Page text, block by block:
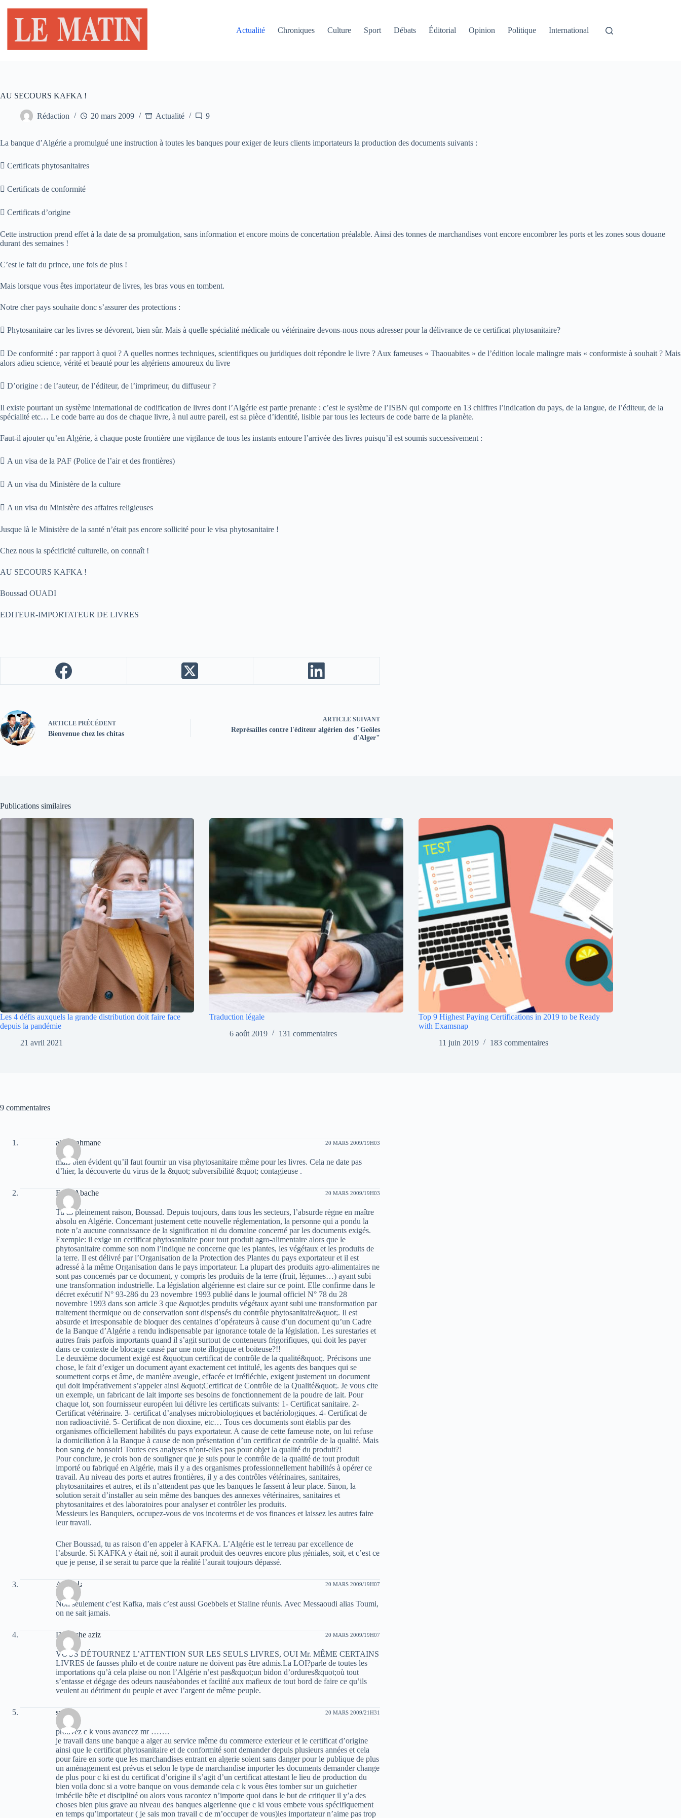
contenu
Actualité
Chroniques Culture Sport Débats Éditorial Opinion Politique International
AU SECOURS KAFKA !
Rédaction 20 mars 2009 Actualité 9
La banque d’Algérie a promulgué une instruction à toutes les banques pour exiger de leurs clients importateurs la production des documents suivants :
 Certificats phytosanitaires
 Certificats de conformité
 Certificats d’origine
Cette instruction prend effet à la date de sa promulgation, sans information et encore moins de concertation préalable. Ainsi des tonnes de marchandises vont encore encombrer les ports et les zones sous douane
durant des semaines !
C’est le fait du prince, une fois de plus !
Mais lorsque vous êtes importateur de livres, les bras vous en tombent.
Notre cher pays souhaite donc s’assurer des protections :
 Phytosanitaire car les livres se dévorent, bien sûr. Mais à quelle spécialité médicale ou vétérinaire devons-nous nous adresser pour la délivrance de ce certificat phytosanitaire?
 De conformité : par rapport à quoi ? A quelles normes techniques, scientifiques ou juridiques doit répondre le livre ? Aux fameuses « Thaouabites » de l’édition locale malingre mais « conformiste à souhait ? Mais
alors adieu science, vérité et beauté pour les algériens amoureux du livre
 D’origine : de l’auteur, de l’éditeur, de l’imprimeur, du diffuseur ?
Il existe pourtant un système international de codification de livres dont l’Algérie est partie prenante : c’est le système de l’ISBN qui comporte en 13 chiffres l’indication du pays, de la langue, de l’éditeur, de la
spécialité etc… Le code barre au dos de chaque livre, à nul autre pareil, est sa pièce d’identité, lisible par tous les lecteurs de code barre de la planète.
Faut-il ajouter qu’en Algérie, à chaque poste frontière une vigilance de tous les instants entoure l’arrivée des livres puisqu’il est soumis successivement :
 A un visa de la PAF (Police de l’air et des frontières)
 A un visa du Ministère de la culture
 A un visa du Ministère des affaires religieuses
Jusque là le Ministère de la santé n’était pas encore sollicité pour le visa phytosanitaire !
Chez nous la spécificité culturelle, on connaît !
AU SECOURS KAFKA !
Boussad OUADI
EDITEUR-IMPORTATEUR DE LIVRES
ARTICLE PRÉCÉDENT
Bienvenue chez les chitas
ARTICLE SUIVANT
Représailles contre l'éditeur algérien des "Geôles
d'Alger"
Publications similaires
Les 4 défis auxquels la grande distribution doit faire face
depuis la pandémie
21 avril 2021
Traduction légale
6 août 2019
131 commentaires
Top 9 Highest Paying Certifications in 2019 to be Ready
with Examsnap
11 juin 2019
183 commentaires
9 commentaires
abderrahmane 20 MARS 2009/19H03
mais bien évident qu’il faut fournir un visa phytosanitaire même pour les livres. Cela ne date pas
d’hier, la découverte du virus de la &quot; subversibilité &quot; contagieuse .
Farid Abache 20 MARS 2009/19H03
Tu as pleinement raison, Boussad. Depuis toujours, dans tous les secteurs, l’absurde règne en maître
absolu en Algérie. Concernant justement cette nouvelle réglementation, la personne qui a pondu la
note n’a aucune connaissance de la signification ni du domaine concerné par les documents exigés.
Exemple: il exige un certificat phytosanitaire pour tout produit agro-alimentaire alors que le
phytosanitaire comme son nom l’indique ne concerne que les plantes, les végétaux et les produits de
la terre. Il est délivré par l’Organisation de la Protection des Plantes du pays exportateur et il est
adressé à la même Organisation dans le pays importateur. La plupart des produits agro-alimentaires ne
sont pas concernés par ce document, y compris les produits de la terre (fruit, légumes…) ayant subi
une transformation industrielle. La législation algérienne est claire sur ce point. Elle confirme dans le
décret exécutif N° 93-286 du 23 novembre 1993 publié dans le journal officiel N° 78 du 28
novembre 1993 dans son article 3 que &quot;les produits végétaux ayant subi une transformation par
traitement thermique ou de conservation sont dispensés du contrôle phytosanitaire&quot;. Il est
absurde et irresponsable de bloquer des centaines d’opérateurs à cause d’un document qu’un Cadre
de la Banque d’Algérie a rendu indispensable par ignorance totale de la législation. Les surestaries et
autres frais parfois importants quand il s’agit surtout de conteneurs frigorifiques, qui doit les payer
dans ce contexte de blocage causé par une note illogique et boiteuse?!!
Le deuxième document exigé est &quot;un certificat de contrôle de la qualité&quot;. Précisons une
chose, le fait d’exiger un document ayant exactement cet intitulé, les agents des banques qui se
soumettent corps et âme, de manière aveugle, effacée et irréfléchie, exigent justement un document
qui doit impérativement s’appeler ainsi &quot;Certificat de Contrôle de la Qualité&quot;. Je vous cite
un exemple, un fabricant de lait importe ses besoins de fonctionnement de la poudre de lait. Pour
chaque lot, son fournisseur européen lui délivre les certificats suivants: 1- Certificat sanitaire. 2-
Certificat vétérinaire. 3- certificat d’analyses microbiologiques et bactériologiques. 4- Certificat de
non radioactivité. 5- Certificat de non dioxine, etc… Tous ces documents sont établis par des
organismes officiellement habilités du pays exportateur. A cause de cette fameuse note, on lui refuse
la domiciliation à la Banque à cause de non présentation d’un certificat de contrôle de la qualité. Mais
bon sang de bonsoir! Toutes ces analyses n’ont-elles pas pour objet la qualité du produit?!
Pour conclure, je crois bon de souligner que je suis pour le contrôle de la qualité de tout produit
importé ou fabriqué en Algérie, mais il y a des organismes professionnellement habilités à opérer ce
travail. Au niveau des ports et autres frontières, il y a des contrôles vétérinaires, sanitaires,
phytosanitaires et autres, et ils n’attendent pas que les banques le fassent à leur place. Sinon, la
solution serait d’installer au sein même des banques des annexes vétérinaires, sanitaires et
phytosanitaires et des laboratoires pour analyser et contrôler les produits.
Messieurs les Banquiers, occupez-vous de vos incoterms et de vos finances et laissez les autres faire
leur travail.
Cher Boussad, tu as raison d’en appeler à KAFKA. L’Algérie est le terreau par excellence de
l’absurde. Si KAFKA y était né, soit il aurait produit des oeuvres encore plus géniales, soit, et c’est ce
que je pense, il se serait tu parce que la réalité l’aurait toujours dépassé.
Amineنا 20 MARS 2009/19H07
Non seulement c’est Kafka, mais c’est aussi Goebbels et Staline réunis. Avec Messaoudi alias Toumi,
on ne sait jamais.
Damèche aziz 20 MARS 2009/19H07
VOUS DÉTOURNEZ L’ATTENTION SUR LES SEULS LIVRES, OUI Mr. MÊME CERTAINS
LIVRES de fausses philo et de contre nature ne doivent pas être admis.La LOI?parle de toutes les
importations qu’à cela plaise ou non l’Algérie n’est pas&quot;un bidon d’ordures&quot;où tout
s’entasse et dégage des odeurs nauséabondes et facilité aux mafieux de tout bord de faire ce qu’ils
veulent au détriment du peuple et avec l’argent de même peuple.
spiten 20 MARS 2009/21H31
prouvez c k vous avancez mr …….
je travail dans une banque a alger au service même du commerce exterieur et le certificat d’origine
ainsi que le certificat phytosanitaire et de conformité sont demander depuis plusieurs années et cela
pour faire en sorte que les marchandises entrant en algerie soient sans danger pour le publique de plus
un aménagement est prévus et selon le type de marchandise importer les documents demander change
de plus pour c ki est du certificat d’origine il s’agit d’un certificat attestant le lieu de production du
bien voila donc si a votre banque on vous demande cela c k vous êtes tomber sur un guichetier
imbécile bête et discipliné ou alors vous racontez n’importe quoi dans le but de critiquer il y’a des
choses bien plus grave au niveau des banques algerienne que c ki vous embete vous spécifiquement
en temps qu’importateur ( je sais mon travail c de m’occuper de vous)les importateur n’aime pas trop